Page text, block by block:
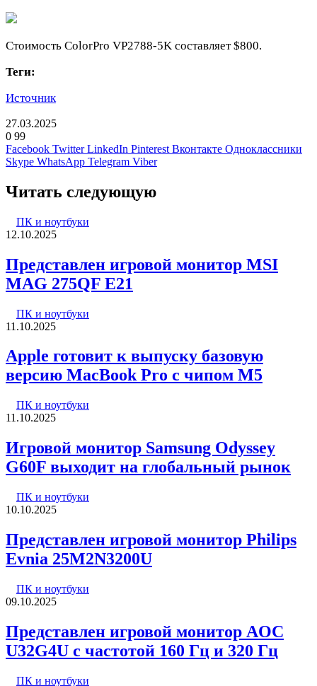
Стоимость ColorPro VP2788-5K составляет $800.
Теги:
Источник
27.03.2025
0 99
Facebook Twitter LinkedIn Pinterest Вконтакте Одноклассники
Skype WhatsApp Telegram Viber
Читать следующую
ПК и ноутбуки
12.10.2025
Представлен игровой монитор MSI
MAG 275QF E21
ПК и ноутбуки
11.10.2025
Apple готовит к выпуску базовую
версию MacBook Pro с чипом M5
ПК и ноутбуки
11.10.2025
Игровой монитор Samsung Odyssey
G60F выходит на глобальный рынок
ПК и ноутбуки
10.10.2025
Представлен игровой монитор Philips
Evnia 25M2N3200U
ПК и ноутбуки
09.10.2025
Представлен игровой монитор AOC
U32G4U с частотой 160 Гц и 320 Гц
ПК и ноутбуки